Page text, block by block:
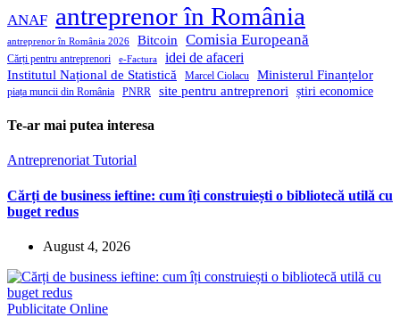
ANAF antreprenor în România
antreprenor în România 2026 Bitcoin Comisia Europeană
Cărți pentru antreprenori e-Factura idei de afaceri
Institutul Național de Statistică Marcel Ciolacu Ministerul Finanțelor
piața muncii din România PNRR site pentru antreprenori știri economice
Te-ar mai putea interesa
Antreprenoriat Tutorial
Cărți de business ieftine: cum îți construiești o bibliotecă utilă cu
buget redus
August 4, 2026
Publicitate Online